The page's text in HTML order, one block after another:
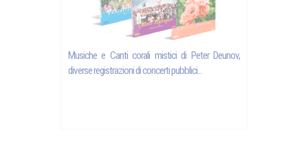
Musiche e Canti corali mistici di Peter Deunov,
diverse registrazioni di concerti pubblici...